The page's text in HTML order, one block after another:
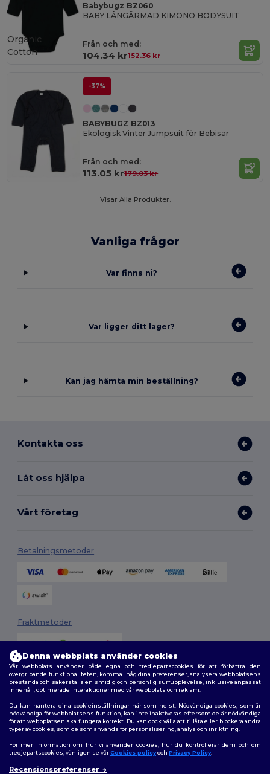
Babybugz BZ060
BABY LÅNGÄRMAD KIMONO BODYSUIT
Från och med:
104.34 kr152.36 kr
Organic
Cotton
-37%
BABYBUGZ BZ013
Ekologisk Vinter Jumpsuit för Bebisar
Från och med:
113.05 kr179.03 kr
Visar Alla Produkter.
Vanliga frågor
Var finns ni?
Var ligger ditt lager?
Kan jag hämta min beställning?
Kontakta oss
Låt oss hjälpa
Vårt företag
Betalningsmetoder
Fraktmetoder
2026. Alla rättigheter förbehållna
Allmänna Villkor|Anpassad policy
Följ oss
Denna webbplats använder cookies
Vår webbplats använder både egna och tredjepartscookies för att förbättra den
övergripande funktionaliteten, komma ihåg dina preferenser, analysera webbplatsens
prestanda och säkerställa en smidig och personlig surfupplevelse, inklusive anpassat
innehåll, optimerade interaktioner med vår webbplats och reklam.
Du kan hantera dina cookieinställningar när som helst. Nödvändiga cookies, som är
nödvändiga för webbplatsens funktion, kan inte inaktiveras eftersom de är nödvändiga
för att webbplatsen ska fungera korrekt. Du kan dock välja att tillåta eller blockera andra
typer av cookies, som de som används för personalisering, analys och inriktning.
För mer information om hur vi använder cookies, hur du kontrollerar dem och om
tredjepartscookies, vänligen se vårCookies policyoch Privacy Policy.
Recensionspreferenser